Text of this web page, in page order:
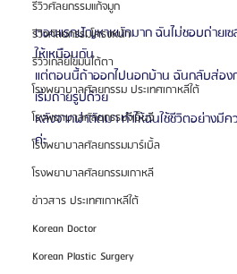
รีวิวศัลยกรรมแก้จมูก
รีวิวศัลยกรรมโครงหน้า
รีวิวเกลี่ยไขมันใต้ตา
โรงพยาบาลศัลยกรรม ประเทศเกาหลีใต้
โรงพยาบาลศัลยกรรมจีเอ็นจี
โรงพยาบาลศัลยกรรมมาร์เบิ้ล
โรงพยาบาลศัลยกรรมเกาหลี
ข่าวสาร ประเทศเกาหลีใต้
Korean Doctor
Korean Plastic Surgery
ตอนแรกปัญหาหนักมาก ฉันไม่ชอบถ่ายเ
ให้เหมือนกัน
แต่ตอนนี้ถ้าออกไปนอกบ้าน ฉันกลับส่อง
เริ่มถ่ายรูปด้วย
หลังจากผ่าตัดมา ทำให้ฉันใช้ชีวิตอย่างมีค
ค่ะ